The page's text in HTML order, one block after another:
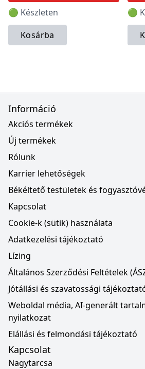
🟢 Készleten
Kosárba
🟢
Információ
Akciós termékek
Új termékek
Rólunk
Karrier lehetőségek
Békéltető testületek és
Kapcsolat
Cookie-k (sütik) használata
Adatkezelési tájékoztató
Lízing
Általános Szerződési Feltételek
Jótállási és szavatossági
Weboldal média, AI-generált
nyilatkozat
Elállási és felmondási tájékoztató
Kapcsolat
Nagytarcsa